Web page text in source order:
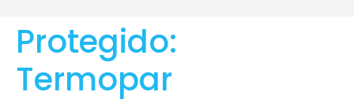
Protegido:
Termopar